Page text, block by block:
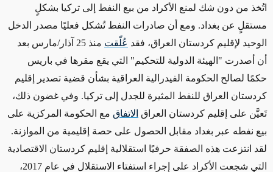
اتُخذ من دون شك لمنع الأكراد من بيع النفط إلى تركيا بشكلٍ
مستقلٍ عن بغداد. ومع أن صادرات النفط تُشكل فعليًا مصدر الدخل
الوحيد لإقليم كردستان العراق، فقد عُلّقت
منذ 25 آذار/مارس بعد
أن أصدرت "الهيئة الدولية للتحكيم" التي يقع مقرها في باريس
حكمًا لصالح الحكومة الفيدرالية العراقية بشأن قضية تصدير إقليم
كردستان العراق للنفط المثيرة للجدل إلى تركيا. وفي غضون ذلك،
تَعيَّن على إقليم كردستان العراق الاتفاق مع الحكومة المركزية على
بيع نفطه عبر بغداد مقابل الحصول على حصة إقليمية من الموازنة.
لقد انتزعت هذه الصفقة حرفيًا استقلالية إقليم كردستان الاقتصادية
التي شجعت الأكراد على إجراء استفتاء الاستقلال في عام 2017،